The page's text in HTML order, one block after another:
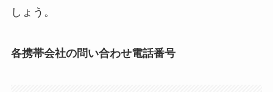
しょう。
各携帯会社の問い合わせ電話番号